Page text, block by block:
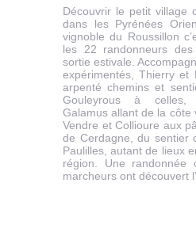
Découvrir le petit village
dans les Pyrénées
vignoble du Roussillon
les 22 randonneurs
sortie estivale.
expérimentés, Thierry et
arpenté chemins et
Gouleyrous à celles,
Galamus allant de la côte
Vendre et Collioure aux
de Cerdagne, du sentier
Paulilles, autant de lieux
région. Une randonnée
marcheurs ont découvert